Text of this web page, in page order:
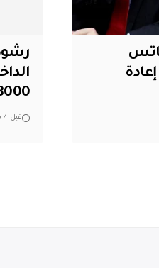
8000 منتسب لمخالفتهم
قبل 4 ساعات